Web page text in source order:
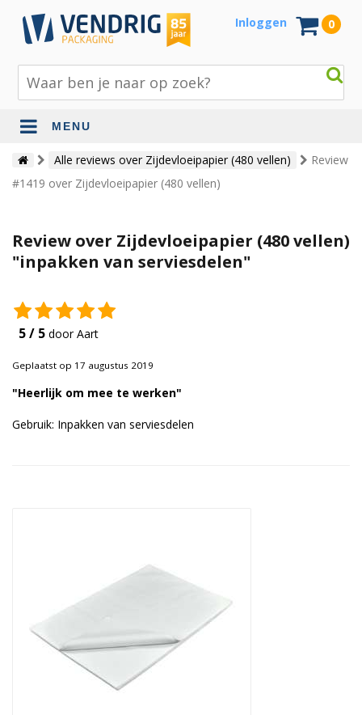
Inloggen 0
MENU
Beschermingsmateriaal
Bouw- en tuinmaterialen
Jute en lopers
Tape en stickers
Alle reviews over Zijdevloeipapier (480 vellen)
Review
#1419 over Zijdevloeipapier (480 vellen)
Review over Zijdevloeipapier (480 vellen)
"inpakken van serviesdelen"
5 / 5 door Aart
Geplaatst op 17 augustus 2019
"Heerlijk om mee te werken"
Gebruik: Inpakken van serviesdelen